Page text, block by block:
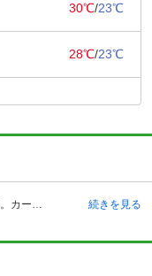
30℃/23℃
28℃/23℃
多古カントリークラブの予約ならじゃらんゴルフ。カートの有無や利用税、キャンセル料、ナイター設備、駐車場などのコース情報はもちろん、口コミ、フォトギャラリーなどコースの難易度や攻略に役立つ情報充実、予約する度にポイントが貯まるのでお得にゴルフをお楽しみ頂けます。 多古カントリークラブは、千葉県香取郡多古町飯笹にあります。自動車の場合は、東関東自動車道の成田インターチェンジから約15分、富里インターチェンジより20分と新東京国際空港に程近い場所にあります。電車の場合は、JR成田線・京成電鉄の空港第2ビル駅から自動車で15分です。1999年10月開場し、誰にでも利用できるパブリックゴルフクラブとして人気となっています。1人参加できるオープンコンペや、各種イベントも多数開催しており、フレンドリーなゴルフ場となっています。 施設内のレストランでは、カフェテリアスタイルで、デザートを楽しむこともでき、付帯設備としては、20ヤード7打席の練習場、アプローチ＆バンカー練習場も完備されています。また、レベルにあったティーグランドが選べるので、初心者から上級者まで誰でも楽しくプレーする事が出来ます。 続きを見る